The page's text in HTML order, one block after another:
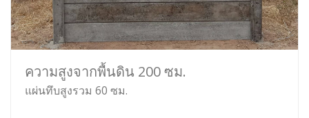
ความสูงจากพื้นดิน 200 ซม.
แผ่นทึบสูงรวม 60 ซม.